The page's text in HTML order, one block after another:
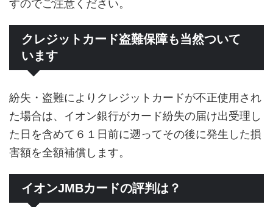
すのでご注意ください。
クレジットカード盗難保障も当然ついて
います
紛失・盗難によりクレジットカードが不正使用され
た場合は、イオン銀行がカード紛失の届け出受理し
た日を含めて６１日前に遡ってその後に発生した損
害額を全額補償します。
イオンJMBカードの評判は？